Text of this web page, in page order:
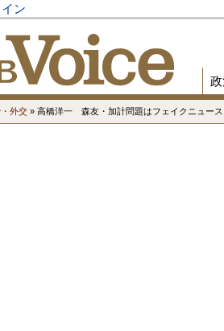
ン
外交 » 高橋洋一 森友・加計問題はフェイクニュース